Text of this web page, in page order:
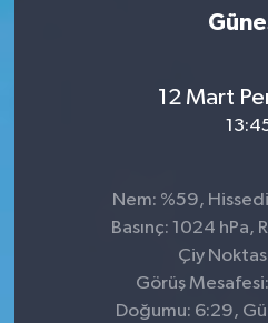
12 Mart
Nem: %59,
Basınç: 1024 hPa,
Çiy
Görüş
Doğumu: 6:29,